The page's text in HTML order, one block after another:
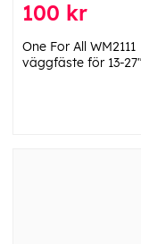
100 kr
One For All WM2111
väggfäste för 13-